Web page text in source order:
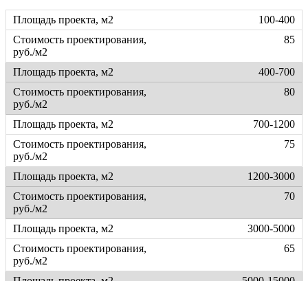
100-400
85
400-700
80
700-1200
75
1200-3000
70
3000-5000
65